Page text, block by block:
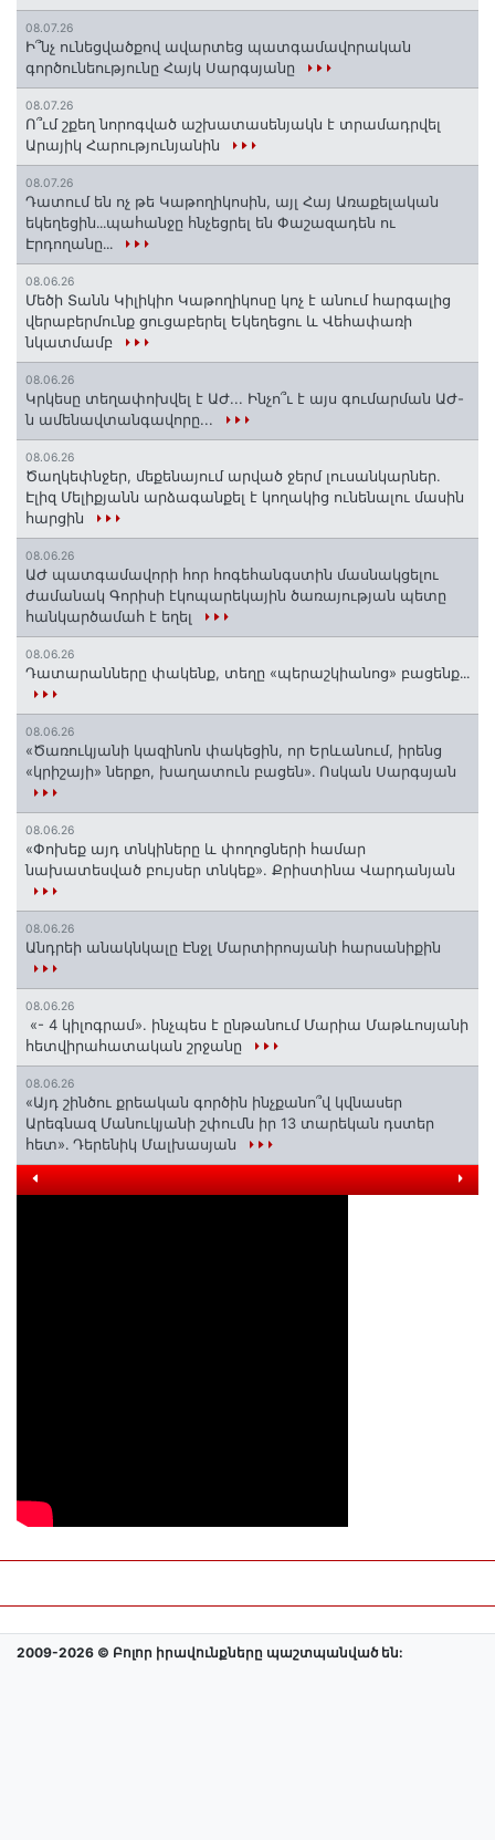
08.07.26
Ի՞նչ ունեցվածքով ավարտեց պատգամավորական
գործունեությունը Հայկ Սարգսյանը
08.07.26
Ո՞ւմ շքեղ նորոգված աշխատասենյակն է տրամադրվել
Արայիկ Հարությունյանին
08.07.26
Դատում են ոչ թե Կաթողիկոսին, այլ Հայ Առաքելական
եկեղեցին․․․պահանջը հնչեցրել են Փաշազադեն ու
Էրդողանը․․․
08.06.26
Մեծի Տանն Կիլիկիո Կաթողիկոսը կոչ է անում հարգալից
վերաբերմունք ցուցաբերել Եկեղեցու և Վեհափառի
նկատմամբ
08.06.26
Կրկեսը տեղափոխվել է ԱԺ... Ինչո՞ւ է այս գումարման ԱԺ-
ն ամենավտանգավորը...
08.06.26
Ծաղկեփնջեր, մեքենայում արված ջերմ լուսանկարներ.
Էլիզ Մելիքյանն արձագանքել է կողակից ունենալու մասին
հարցին
08.06.26
ԱԺ պատգամավորի հոր հոգեհանգստին մասնակցելու
ժամանակ Գորիսի էկոպարեկային ծառայության պետը
հանկարծամահ է եղել
08.06.26
Դատարանները փակենք, տեղը «պերաշկիանոց» բացենք․․․
08.06.26
«Ծառուկյանի կազինոն փակեցին, որ Երևանում, իրենց
«կրիշայի» ներքո, խաղատուն բացեն»․ Ոսկան Սարգսյան
08.06.26
«Փոխեք այդ տնկիները և փողոցների համար
նախատեսված բույսեր տնկեք». Քրիստինա Վարդանյան
08.06.26
Անդրեի անակնկալը Էնջլ Մարտիրոսյանի հարսանիքին
08.06.26
«- 4 կիլոգրամ». ինչպես է ընթանում Մարիա Մաթևոսյանի
հետվիրահատական շրջանը
08.06.26
«Այդ շինծու քրեական գործին ինչքանո՞վ կվնասեր
Արեգնազ Մանուկյանի շփումն իր 13 տարեկան դստեր
հետ»․ Դերենիկ Մալխասյան
2009-2026 © Բոլոր իրավունքները պաշտպանված են: